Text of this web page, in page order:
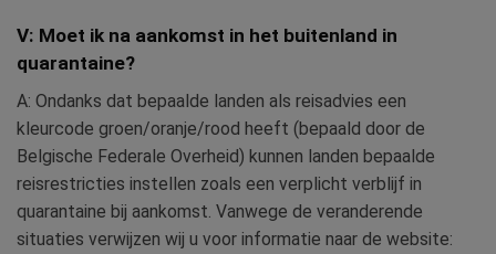
V: Moet ik na aankomst in het buitenland in
quarantaine?
A: Ondanks dat bepaalde landen als reisadvies een
kleurcode groen/oranje/rood heeft (bepaald door de
Belgische Federale Overheid) kunnen landen bepaalde
reisrestricties instellen zoals een verplicht verblijf in
quarantaine bij aankomst. Vanwege de veranderende
situaties verwijzen wij u voor informatie naar de website: